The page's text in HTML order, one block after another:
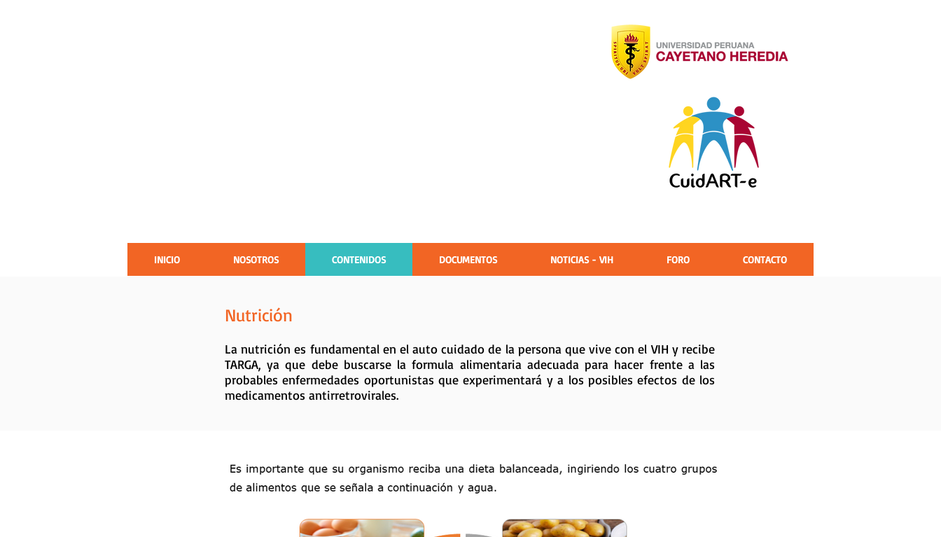
INICIO NOSOTROS CONTENIDOS DOCUMENTOS NOTICIAS - VIH FORO CONTACTO
Nutrición
La nutrición es fundamental en el auto cuidado de la persona que vive con el VIH y recibe
TARGA, ya que debe buscarse la formula alimentaria adecuada para hacer frente a las
probables enfermedades oportunistas que experimentará y a los posibles efectos de los
medicamentos antirretrovirales.